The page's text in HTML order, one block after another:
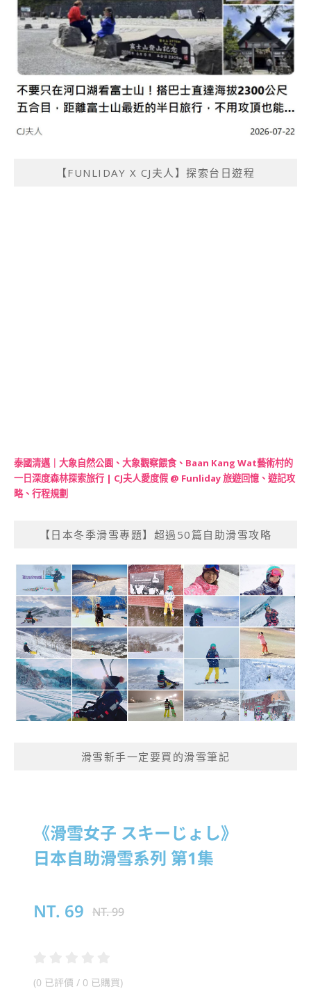
【FUNLIDAY X CJ夫人】探索台日遊程
泰國清邁｜大象自然公園、大象觀察餵食、Baan Kang Wat藝術村的
一日深度森林探索旅行 | CJ夫人愛度假 @ Funliday 旅遊回憶、遊記攻
略、行程規劃
【日本冬季滑雪專題】超過50篇自助滑雪攻略
滑雪新手一定要買的滑雪筆記